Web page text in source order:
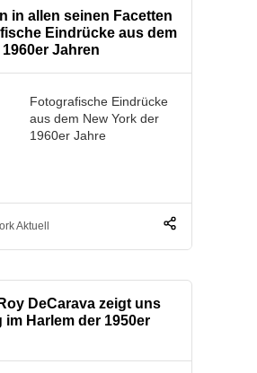
in allen seinen Facetten
Eindrücke aus dem
1960er Jahren
Fotografische Eindrücke
aus dem New York der
1960er Jahre
Aktuell
DeCarava zeigt uns
im Harlem der 1950er